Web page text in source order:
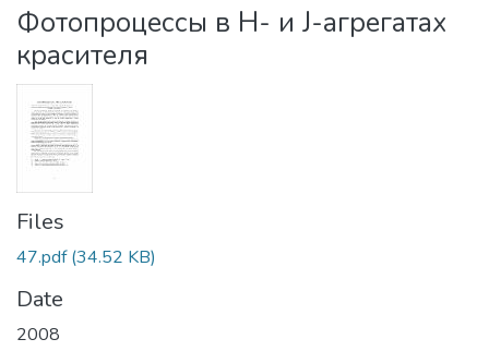
Statistics
Фотопроцессы в H- и J-агрегатах
красителя
Files
47.pdf(34.52 KB)
Date
2008